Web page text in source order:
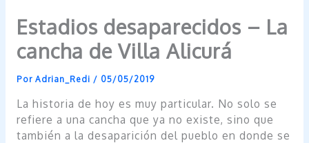
Estadios desaparecidos – La
cancha de Villa Alicurá
Por Adrian_Redi / 05/05/2019
La historia de hoy es muy particular. No solo se
refiere a una cancha que ya no existe, sino que
también a la desaparición del pueblo en donde se